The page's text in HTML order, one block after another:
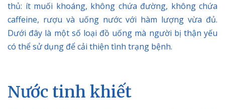
thủ: ít muối khoáng, không chứa đường, không chứa
caffeine, rượu và uống nước với hàm lượng vừa đủ.
Dưới đây là một số loại đồ uống mà người bị thận yếu
có thể sử dụng để cải thiện tình trạng bệnh.
Nước tinh khiết